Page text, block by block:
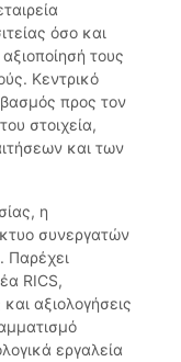
όσο και
τους
Κεντρικό
προς τον
στοιχεία,
και των
η
συνεργατών
Παρέχει
RICS,
αξιολογήσεις
εργαλεία